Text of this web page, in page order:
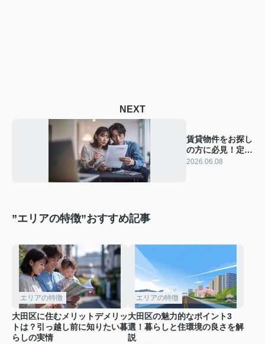
NEXT
賃貸物件をお探し
の方に必見！定期
借家契約とは何か
2026.06.08
”エリアの特徴”おすすめ記事
エリアの特徴
大田区に住むメリットデメリッ
トは？引っ越し前に知りたい暮
らしの実情
エリアの特徴
大田区の魅力的なポイント3
選！暮らしと住環境の良さを解
説